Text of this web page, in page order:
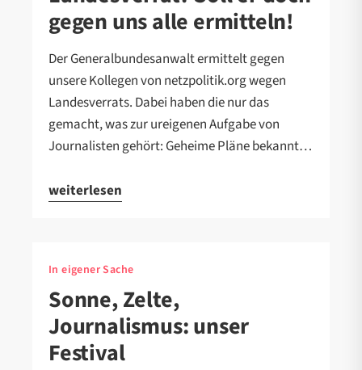
gegen uns alle ermitteln!
Der Generalbundesanwalt ermittelt gegen
unsere Kollegen von netzpolitik.org wegen
Landesverrats. Dabei haben die nur das
gemacht, was zur ureigenen Aufgabe von
Journalisten gehört: Geheime Pläne bekannt…
weiterlesen
In eigener Sache
Sonne, Zelte,
Journalismus: unser
Festival